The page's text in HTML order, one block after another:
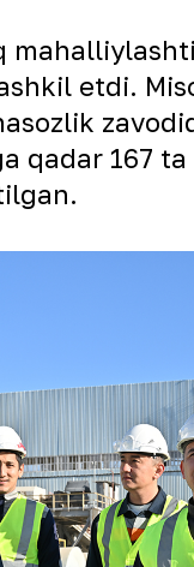
etdi.
167 ta